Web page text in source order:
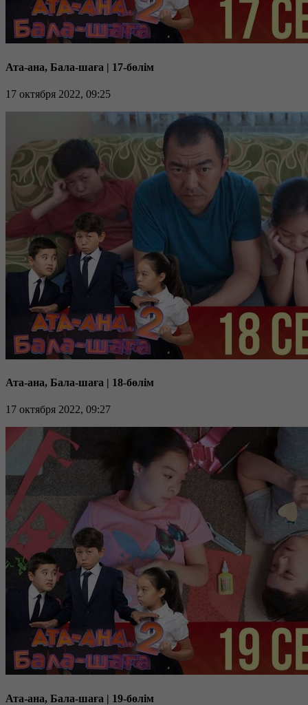
Ата-ана, Бала-шаға | 17-бөлім
17 октября 2022, 09:25
Ата-ана, Бала-шаға | 18-бөлім
17 октября 2022, 09:27
Ата-ана, Бала-шаға | 19-бөлім